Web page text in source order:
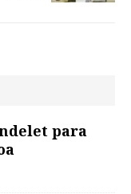
para